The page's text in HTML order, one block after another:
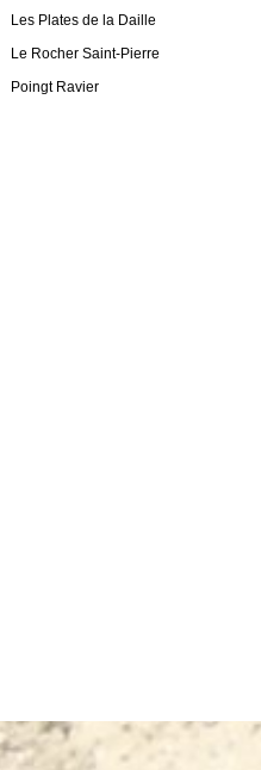
Les Plates de la Daille
Le Rocher Saint-Pierre
Poingt Ravier